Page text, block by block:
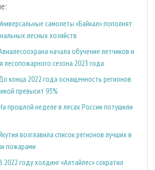
самолеты «Байкал» пополнят
лесных хозяйств
начала обучение летчиков и
лесопожарного сезона 2023 года
конца 2022 года оснащенность регионов
превысит 93%
прошлой неделе в лесах России потушили
возглавила список регионов лучших в
пожарами
2022 году холдинг «Алтайлес» сократил